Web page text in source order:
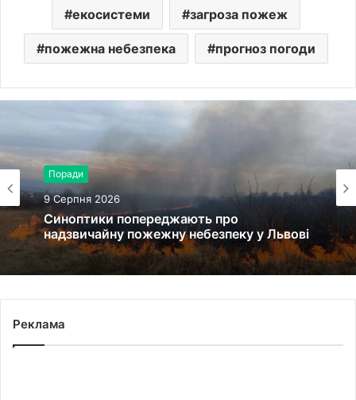
екосистеми загроза пожеж
пожежна небезпека прогноз погоди
Поради
9 Серпня 2026
Синоптики попереджають про
надзвичайну пожежну небезпеку у Львові
Реклама